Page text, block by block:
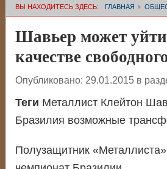
ВЫ НАХОДИТЕСЬ ЗДЕСЬ: ГЛАВНАЯ
Шавьер может
качестве
Опубликовано: 29.01.2015 в
Теги Металлист Клейтон
Бразилия возможные
Полузащитник